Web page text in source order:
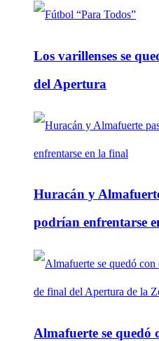
Los varillenses se
del Apertura
Huracán y
podrían enfrentarse
Almafuerte se quedó